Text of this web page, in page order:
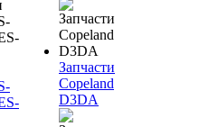
Запчасти
Copeland
D3DA